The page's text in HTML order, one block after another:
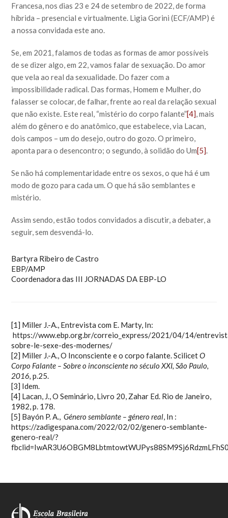
Francesa, nos dias 23 e 24 de setembro de 2022, de forma
híbrida – presencial e virtualmente. Ligia Gorini (ECF/AMP) é
a nossa convidada este ano.
Se, em 2021, falamos de todas as formas de amor possíveis
de se dizer algo, em 22, vamos falar de sexuação. Do amor
que vela ao real da sexualidade. Do fazer com a
impossibilidade radical. Das formas, Homem e Mulher, do
falasser se colocar, de falhar, frente ao real da relação sexual
que não existe. Este real, “mistério do corpo falante”[4], mais
além do gênero e do anatômico, que estabelece, via Lacan,
dois campos – um do desejo, outro do gozo. O primeiro,
aponta para o desencontro; o segundo, à solidão do Um[5].
Se não há complementaridade entre os sexos, o que há é um
modo de gozo para cada um. O que há são semblantes e
mistério.
Assim sendo, estão todos convidados a discutir, a debater, a
seguir, sem desvendá-lo.
Bartyra Ribeiro de Castro
EBP/AMP
Coordenadora das III JORNADAS DA EBP-LO
[1] Miller J.-A., Entrevista com E. Marty, In:
https://www.ebp.org.br/correio_express/2021/04/14/
sobre-le-sexe-des-modernes/
[2] Miller J.-A., O Inconsciente e o corpo falante. ScilicetO
Corpo Falante – Sobre o inconsciente no século XXI, São Paulo,
2016,p.25.
[3] Idem.
[4] Lacan, J., O Seminário, Livro 20, Zahar Ed. Rio de Janeiro,
1982, p. 178.
[5] Bayón P. A.,Género semblante – género real, In :
https://zadigespana.com/2022/02/02/genero-semblante-
genero-real/?